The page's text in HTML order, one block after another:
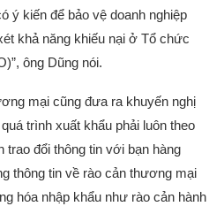
ý kiến để bảo vệ doanh nghiệp
khả năng khiếu nại ở Tổ chức
ông Dũng nói.
mại cũng đưa ra khuyến nghị
trình xuất khẩu phải luôn theo
đổi thông tin với bạn hàng
thông tin về rào cản thương mại
hóa nhập khẩu như rào cản hành